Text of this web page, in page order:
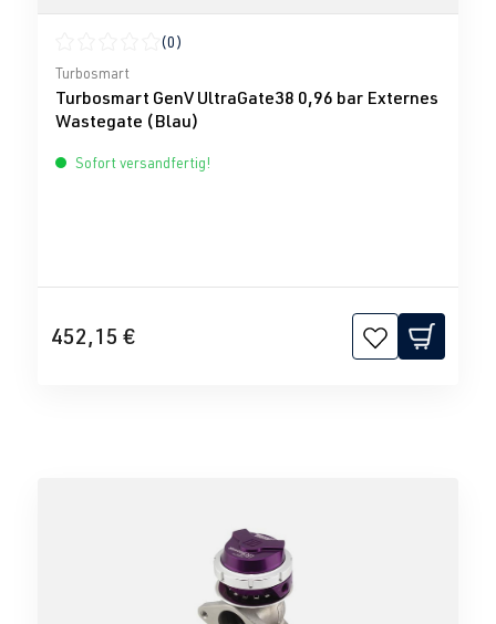
Durchschnittliche Bewertung von 0 von 5 Sternen
(0)
Turbosmart
Turbosmart GenV UltraGate38 0,96 bar Externes
Wastegate (Blau)
Sofort versandfertig!
452,15 €